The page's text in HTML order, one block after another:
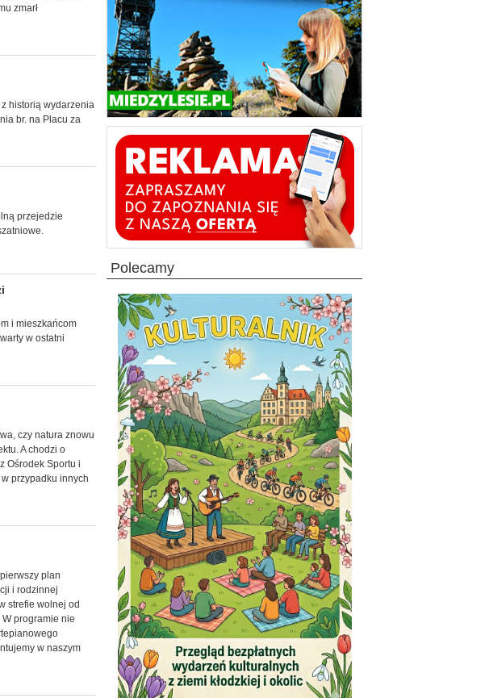
zmarł
historią wydarzenia
br. na Placu za
przejedzie
i mieszkańcom
w ostatni
czy natura znowu
A chodzi o
Ośrodek Sportu i
przypadku innych
plan
i rodzinnej
strefie wolnej od
programie nie
w naszym
polecamy